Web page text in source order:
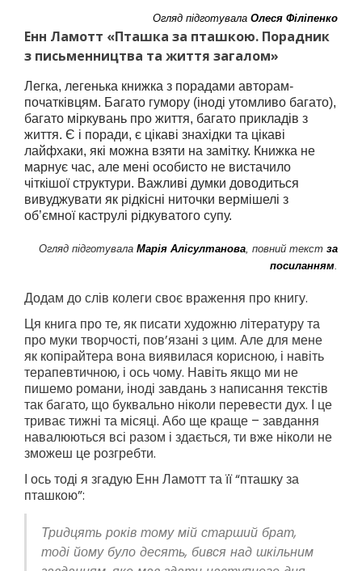
Огляд підготувала Олеся Філіпенко
Енн Ламотт «Пташка за пташкою. Порадник
з письменництва та життя загалом»
Легка, легенька книжка з порадами авторам-
початківцям. Багато гумору (іноді утомливо багато),
багато міркувань про життя, багато прикладів з
життя. Є і поради, є цікаві знахідки та цікаві
лайфхаки, які можна взяти на замітку. Книжка не
марнує час, але мені особисто не вистачило
чіткішої структури. Важливі думки доводиться
вивуджувати як рідкісні ниточки вермішелі з
об’ємної каструлі рідкуватого супу.
Огляд підготувала Марія Алісултанова, повний текст за
посиланням.
Додам до слів колеги своє враження про книгу.
Ця книга про те, як писати художню літературу та
про муки творчості, пов’язані з цим. Але для мене
як копірайтера вона виявилася корисною, і навіть
терапевтичною, і ось чому. Навіть якщо ми не
пишемо романи, іноді завдань з написання текстів
так багато, що буквально ніколи перевести дух. І це
триває тижні та місяці. Або ще краще – завдання
навалюються всі разом і здається, ти вже ніколи не
зможеш це розгребти.
І ось тоді я згадую Енн Ламотт та її “пташку за
пташкою”:
Тридцять років тому мій старший брат,
тоді йому було десять, бився над шкільним